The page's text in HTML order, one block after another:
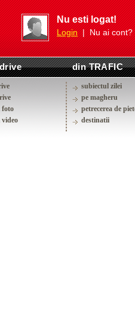
Nu esti logat!
Login| Nu ai cont?
din TRAFIC
foto
video
subiectul zilei
pe magheru
petrecerea de
destinatii